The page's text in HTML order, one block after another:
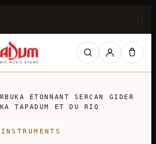
ÉTONNANT SERCAN GIDER
TAPADUM ET DU RIQ